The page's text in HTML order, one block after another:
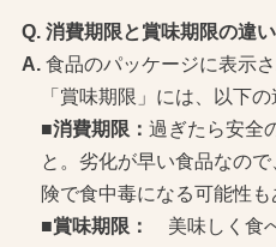
消費期限と賞味期限の違
食品のパッケージに表示
「賞味期限」には、以下の
■消費期限： 過ぎたら安全
と。劣化が早い食品なの
険で食中毒になる可能性も
■賞味期限： 美味しく食